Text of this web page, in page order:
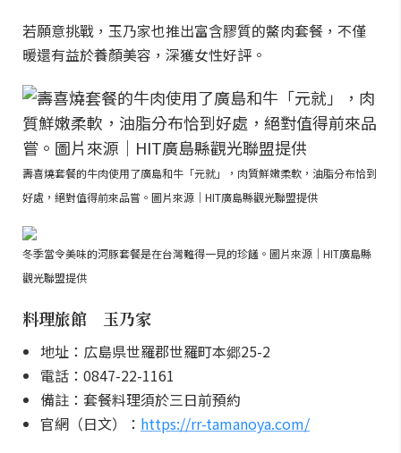
若願意挑戰，玉乃家也推出富含膠質的鱉肉套餐，不僅
暖還有益於養顏美容，深獲女性好評。
壽喜燒套餐的牛肉使用了廣島和牛「元就」，肉質鮮嫩柔軟，油脂分布恰到
好處，絕對值得前來品嘗。圖片來源｜HIT廣島縣觀光聯盟提供
冬季當令美味的河豚套餐是在台灣難得一見的珍饈。圖片來源｜HIT廣島縣
觀光聯盟提供
料理旅館 玉乃家
地址：広島県世羅郡世羅町本郷25-2
電話：0847-22-1161
備註：套餐料理須於三日前預約
官網（日文）： https://rr-tamanoya.com/